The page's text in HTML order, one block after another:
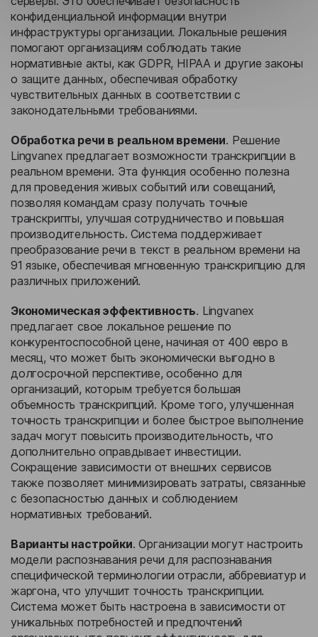
конфиденциальной информации внутри
инфраструктуры организации. Локальные решения
помогают организациям соблюдать такие
нормативные акты, как GDPR, HIPAA и другие законы
о защите данных, обеспечивая обработку
чувствительных данных в соответствии с
законодательными требованиями.
Обработка речи в реальном времени. Решение
Lingvanex предлагает возможности транскрипции в
реальном времени. Эта функция особенно полезна
для проведения живых событий или совещаний,
позволяя командам сразу получать точные
транскрипты, улучшая сотрудничество и повышая
производительность. Система поддерживает
преобразование речи в текст в реальном времени на
91 языке, обеспечивая мгновенную транскрипцию для
различных приложений.
Экономическая эффективность. Lingvanex
предлагает свое локальное решение по
конкурентоспособной цене, начиная от 400 евро в
месяц, что может быть экономически выгодно в
долгосрочной перспективе, особенно для
организаций, которым требуется большая
объемность транскрипций. Кроме того, улучшенная
точность транскрипции и более быстрое выполнение
задач могут повысить производительность, что
дополнительно оправдывает инвестиции.
Сокращение зависимости от внешних сервисов
также позволяет минимизировать затраты, связанные
с безопасностью данных и соблюдением
нормативных требований.
Варианты настройки. Организации могут настроить
модели распознавания речи для распознавания
специфической терминологии отрасли, аббревиатур и
жаргона, что улучшит точность транскрипции.
Система может быть настроена в зависимости от
уникальных потребностей и предпочтений